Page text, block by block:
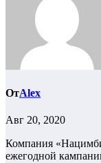
ОтAlex
Авг 20, 2020
Компания
ежегодной